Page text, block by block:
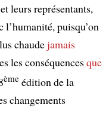
leurs représentants,
puisqu’on
chaudejamais
les conséquencesque
èmeédition de la
changements